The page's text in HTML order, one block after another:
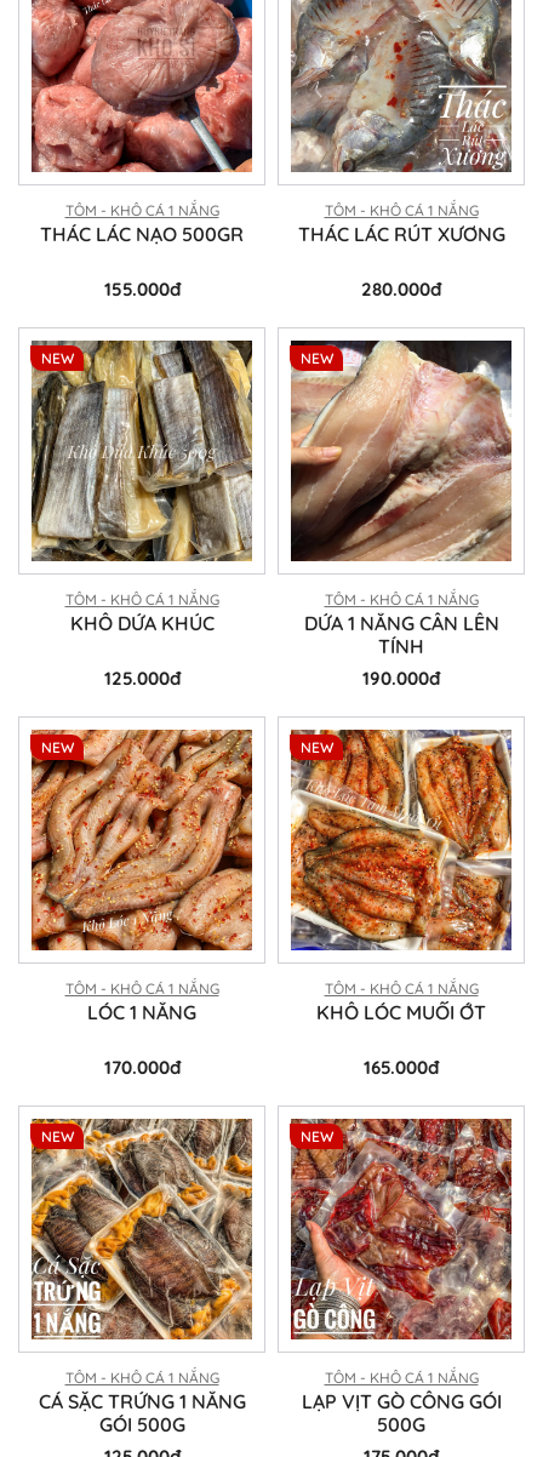
TÔM - KHÔ CÁ 1 NẮNG
THÁC LÁC NẠO 500GR
155.000đ
TÔM - KHÔ CÁ 1 NẮNG
THÁC LÁC RÚT XƯƠNG
280.000đ
TÔM - KHÔ CÁ 1 NẮNG
KHÔ DỨA KHÚC
125.000đ
NEW
TÔM - KHÔ CÁ 1 NẮNG
DỨA 1 NẮNG CÂN LÊN
TÍNH
190.000đ
NEW
TÔM - KHÔ CÁ 1 NẮNG
LÓC 1 NẮNG
170.000đ
NEW
TÔM - KHÔ CÁ 1 NẮNG
KHÔ LÓC MUỐI ỚT
165.000đ
NEW
TÔM - KHÔ CÁ 1 NẮNG
CÁ SẶC TRỨNG 1 NẮNG
GÓI 500G
NEW
TÔM - KHÔ CÁ 1 NẮNG
LẠP VỊT GÒ CÔNG GÓI
500G
NEW